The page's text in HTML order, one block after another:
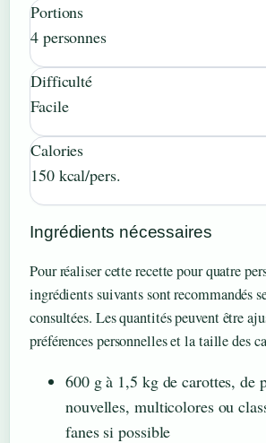
Portions
4 personnes
Difficulté
Facile
Calories
150 kcal/pers.
Ingrédients nécessaires
Pour réaliser cette recette pour quatre
ingrédients suivants sont recommandés
consultées. Les quantités peuvent être
préférences personnelles et la taille des
600 g à 1,5 kg de carottes, de
nouvelles, multicolores ou
fanes si possible